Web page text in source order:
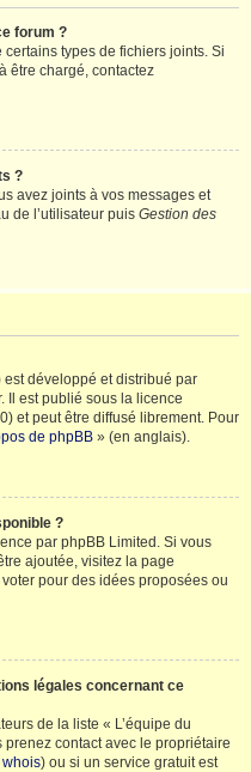
forum ?
certains types de fichiers joints. Si
être chargé, contactez
?
avez joints à vos messages et
de l’utilisateur puis Gestion des
développé et distribué par
Il est publié sous la licence
et peut être diffusé librement. Pour
de phpBB » (en anglais).
?
par phpBB Limited. Si vous
ajoutée, visitez la page
pour des idées proposées ou
légales concernant ce
de la liste « L’équipe du
contact avec le propriétaire
) ou si un service gratuit est